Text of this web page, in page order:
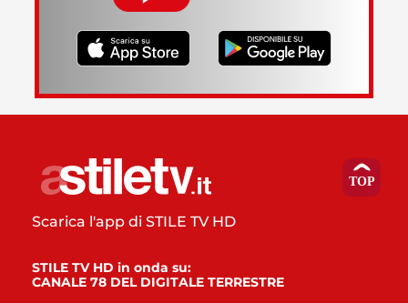
Scarica l'app di STILE TV HD
STILE TV HD in onda su:
CANALE 78 DEL DIGITALE TERRESTRE